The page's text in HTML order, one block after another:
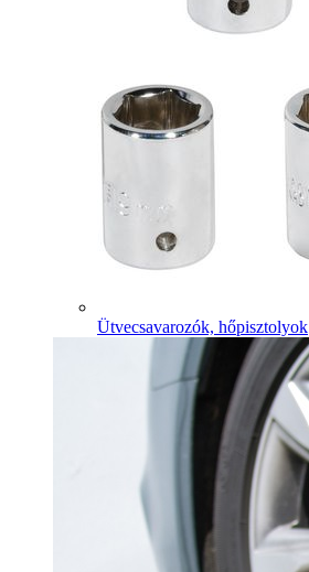
Ütvecsavarozók, hőpisztolyok